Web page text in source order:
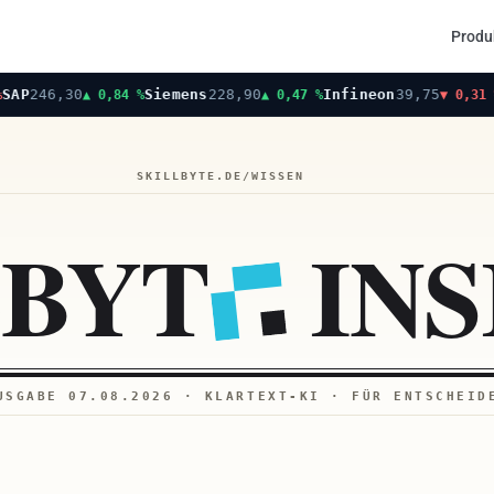
246,30▲ 0,84 %Siemens228,90▲ 0,47 %Infineon39,75▼ 0,31 %
SKILLBYTE.DE/WISSEN
07.08.2026 · KLARTEXT-KI · FÜR